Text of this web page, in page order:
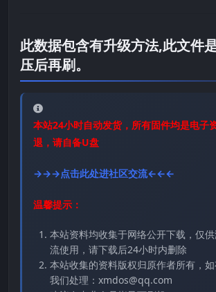
此数据包含有升级方法,此文件
压后再刷。
本站24小时自动发货，所有固件均是电子
退，请自备U盘
→→→点击此处进社区交流←←←
温馨提示：
本站资料均收集于网络公开下载，仅
流使用，请下载后24小时内删除
本站收集的资料版权归原作者所有，
我们处理：xmdos@qq.com